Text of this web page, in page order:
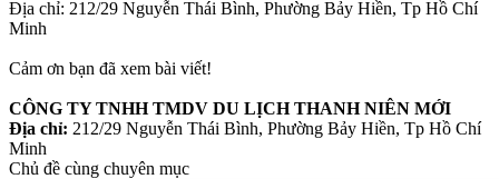
Địa chỉ: 212/29 Nguyễn Thái Bình, Phường Bảy Hiền, Tp Hồ Chí
Minh
Cảm ơn bạn đã xem bài viết!
CÔNG TY TNHH TMDV DU LỊCH THANH NIÊN MỚI
Địa chỉ: 212/29 Nguyễn Thái Bình, Phường Bảy Hiền, Tp Hồ Chí
Minh
Chủ đề cùng chuyên mục